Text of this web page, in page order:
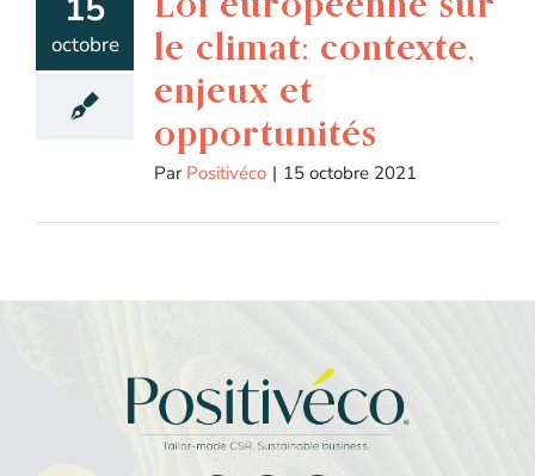
octobre
le climat: contexte,
enjeux et
opportunités
Par Positivéco | 15 octobre 2021